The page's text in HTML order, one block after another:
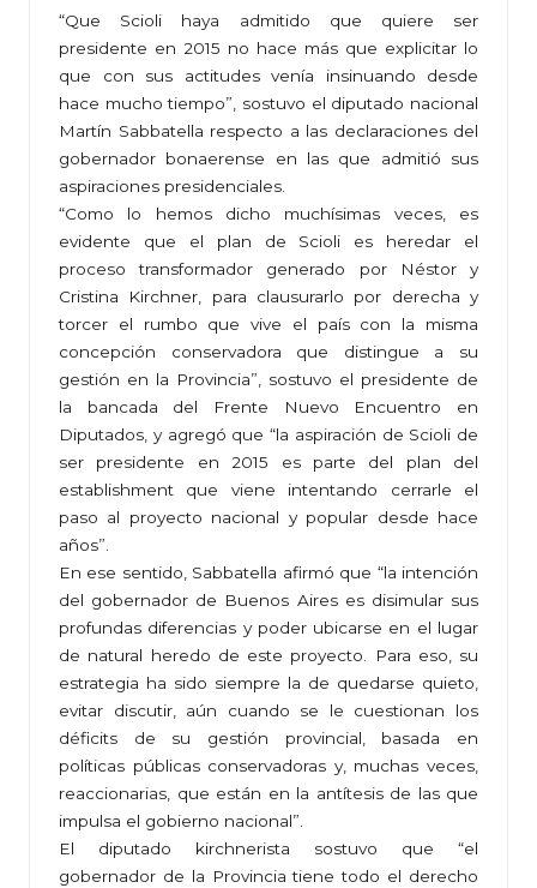
“Que Scioli haya admitido que quiere ser
presidente en 2015 no hace más que explicitar lo
que con sus actitudes venía insinuando desde
hace mucho tiempo”, sostuvo el diputado nacional
Martín Sabbatella respecto a las declaraciones del
gobernador bonaerense en las que admitió sus
aspiraciones presidenciales.
“Como lo hemos dicho muchísimas veces, es
evidente que el plan de Scioli es heredar el
proceso transformador generado por Néstor y
Cristina Kirchner, para clausurarlo por derecha y
torcer el rumbo que vive el país con la misma
concepción conservadora que distingue a su
gestión en la Provincia”, sostuvo el presidente de
la bancada del Frente Nuevo Encuentro en
Diputados, y agregó que “la aspiración de Scioli de
ser presidente en 2015 es parte del plan del
establishment que viene intentando cerrarle el
paso al proyecto nacional y popular desde hace
años”.
En ese sentido, Sabbatella afirmó que “la intención
del gobernador de Buenos Aires es disimular sus
profundas diferencias y poder ubicarse en el lugar
de natural heredo de este proyecto. Para eso, su
estrategia ha sido siempre la de quedarse quieto,
evitar discutir, aún cuando se le cuestionan los
déficits de su gestión provincial, basada en
políticas públicas conservadoras y, muchas veces,
reaccionarias, que están en la antítesis de las que
impulsa el gobierno nacional”.
El diputado kirchnerista sostuvo que “el
gobernador de la Provincia tiene todo el derecho